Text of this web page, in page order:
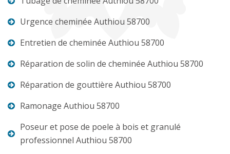
Urgence cheminée Authiou 58700
Entretien de cheminée Authiou 58700
Réparation de solin de cheminée Authiou 58700
Réparation de gouttière Authiou 58700
Ramonage Authiou 58700
Poseur et pose de poele à bois et granulé
professionnel Authiou 58700